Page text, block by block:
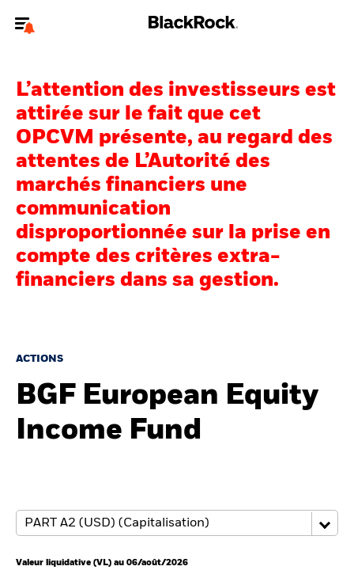
Pour accéder directement à un autre site BlackRock, veuillez mettre à
jourvotre type d'utilisateur
Nous connaître
Produits
Thèmes
Education
France
BlackRock
Notre société
L’attention des investisseurs est
attirée sur le fait que cet
OPCVM présente, au regard des
attentes de L’Autorité des
marchés financiers une
communication
disproportionnée sur la prise en
compte des critères extra-
financiers dans sa gestion.
ACTIONS
BGF European Equity
Income Fund
Valeur liquidative (VL) au 06/août/2026